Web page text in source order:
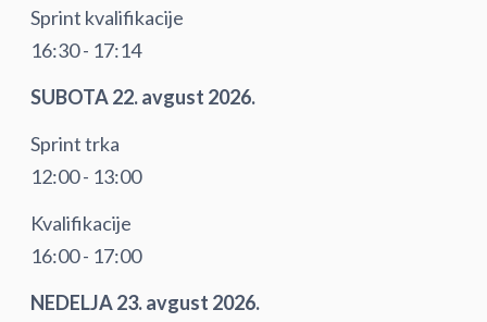
Sprint kvalifikacije
16:30 - 17:14
SUBOTA 22. avgust 2026.
Sprint trka
12:00 - 13:00
Kvalifikacije
16:00 - 17:00
NEDELJA 23. avgust 2026.